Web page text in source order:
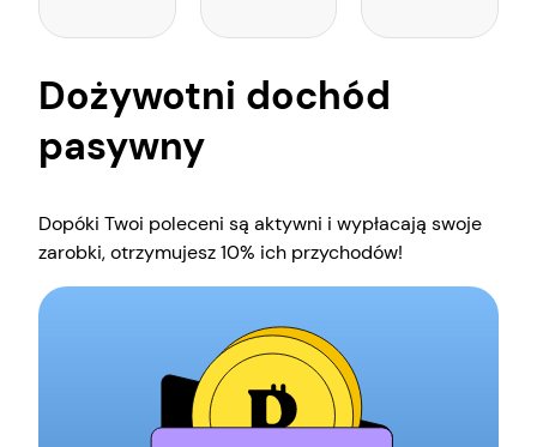
Dożywotni dochód
pasywny
Dopóki Twoi poleceni są aktywni i wypłacają swoje
zarobki, otrzymujesz 10% ich przychodów!